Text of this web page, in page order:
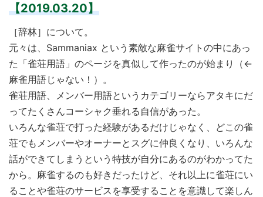
【2019.03.20】
［辞林］について。
元々は、Sammaniax という素敵な麻雀サイトの中にあっ
た「雀荘用語」のページを真似して作ったのが始まり（←
麻雀用語じゃない！）。
雀荘用語、メンバー用語というカテゴリーならアタキにだ
ってたくさんコーシャク垂れる自信があった。
いろんな雀荘で打った経験があるだけじゃなく、どこの雀
荘でもメンバーやオーナーとスグに仲良くなり、いろんな
話ができてしまうという特技が自分にあるのがわかってた
から。麻雀するのも好きだったけど、それ以上に雀荘にい
ることや雀荘のサービスを享受することを意識して楽しん